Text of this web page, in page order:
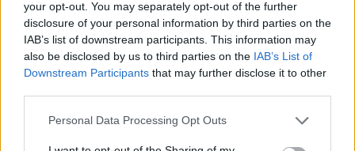
your opt-out. You may separately opt-out of the further
disclosure of your personal information by third parties on the
IAB’s list of downstream participants. This information may
also be disclosed by us to third parties on the IAB’s List of
Downstream Participants that may further disclose it to other
Personal Data Processing Opt Outs